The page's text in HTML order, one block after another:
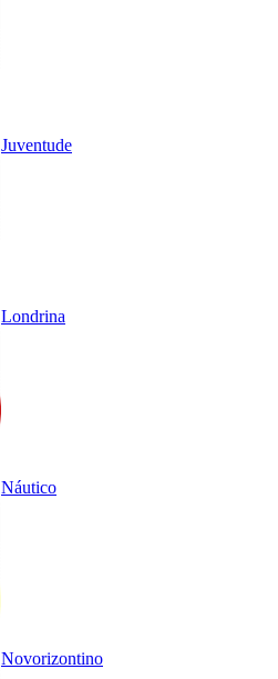
Juventude
Londrina
Náutico
Novorizontino